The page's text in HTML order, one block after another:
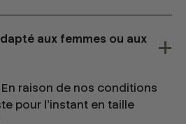
aux femmes ou aux
En raison de nos conditions
pour l'instant en taille